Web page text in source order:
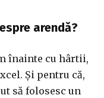
arendă?
înainte cu hârtii,
Și pentru că,
să folosesc un